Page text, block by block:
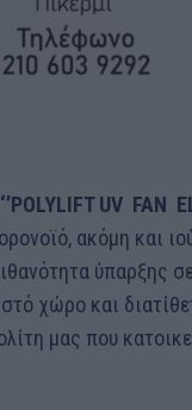
‘’POLYLIFT UV FAN
ακόμη και
ύπαρξης
χώρο και
μας που